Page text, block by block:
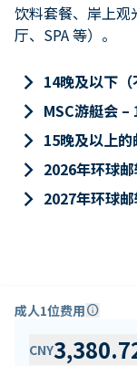
饮料套餐、岸上观
厅、SPA 等）。
keyboard_arrow_right 14晚及以下（
keyboard_arrow_right MSC游艇会 –
keyboard_arrow_right 15晚及以上的
keyboard_arrow_right 2026年环球
keyboard_arrow_right 2027年环球
成人1位费用info
CNY